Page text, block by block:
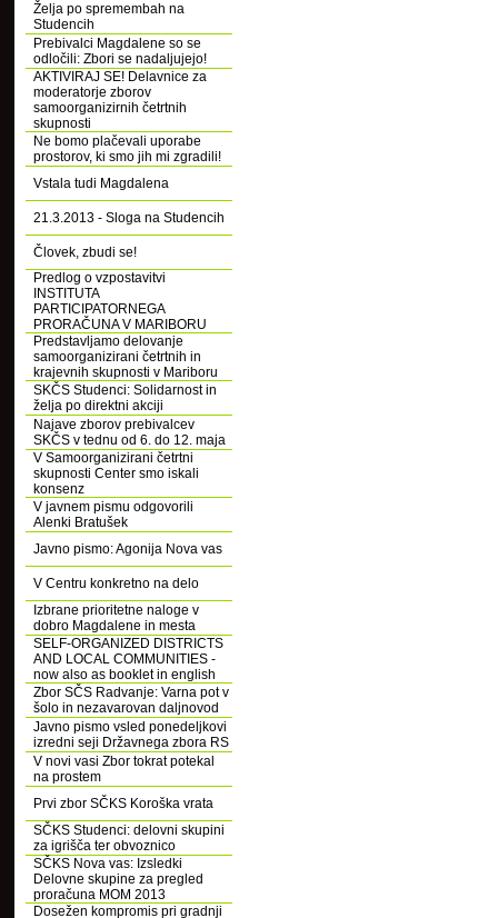
Želja po spremembah na
Studencih
Prebivalci Magdalene so se
odločili: Zbori se nadaljujejo!
AKTIVIRAJ SE! Delavnice za
moderatorje zborov
samoorganizirnih četrtnih
skupnosti
Ne bomo plačevali uporabe
prostorov, ki smo jih mi zgradili!
Vstala tudi Magdalena
21.3.2013 - Sloga na Studencih
Človek, zbudi se!
Predlog o vzpostavitvi
INSTITUTA
PARTICIPATORNEGA
PRORAČUNA V MARIBORU
Predstavljamo delovanje
samoorganizirani četrtnih in
krajevnih skupnosti v Mariboru
SKČS Studenci: Solidarnost in
želja po direktni akciji
Najave zborov prebivalcev
SKČS v tednu od 6. do 12. maja
V Samoorganizirani četrtni
skupnosti Center smo iskali
konsenz
V javnem pismu odgovorili
Alenki Bratušek
Javno pismo: Agonija Nova vas
V Centru konkretno na delo
Izbrane prioritetne naloge v
dobro Magdalene in mesta
SELF-ORGANIZED DISTRICTS
AND LOCAL COMMUNITIES -
now also as booklet in english
Zbor SČS Radvanje: Varna pot v
šolo in nezavarovan daljnovod
Javno pismo vsled ponedeljkovi
izredni seji Državnega zbora RS
V novi vasi Zbor tokrat potekal
na prostem
Prvi zbor SČKS Koroška vrata
SČKS Studenci: delovni skupini
za igrišča ter obvoznico
SČKS Nova vas: Izsledki
Delovne skupine za pregled
proračuna MOM 2013
Dosežen kompromis pri gradnji